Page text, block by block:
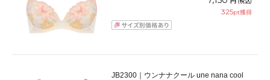
325pt獲得
JB2300｜ウンナナクール une nana cool